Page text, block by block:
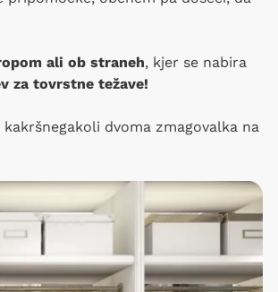
ali ob straneh, kjer se nabira
za tovrstne težave!
dvoma zmagovalka na